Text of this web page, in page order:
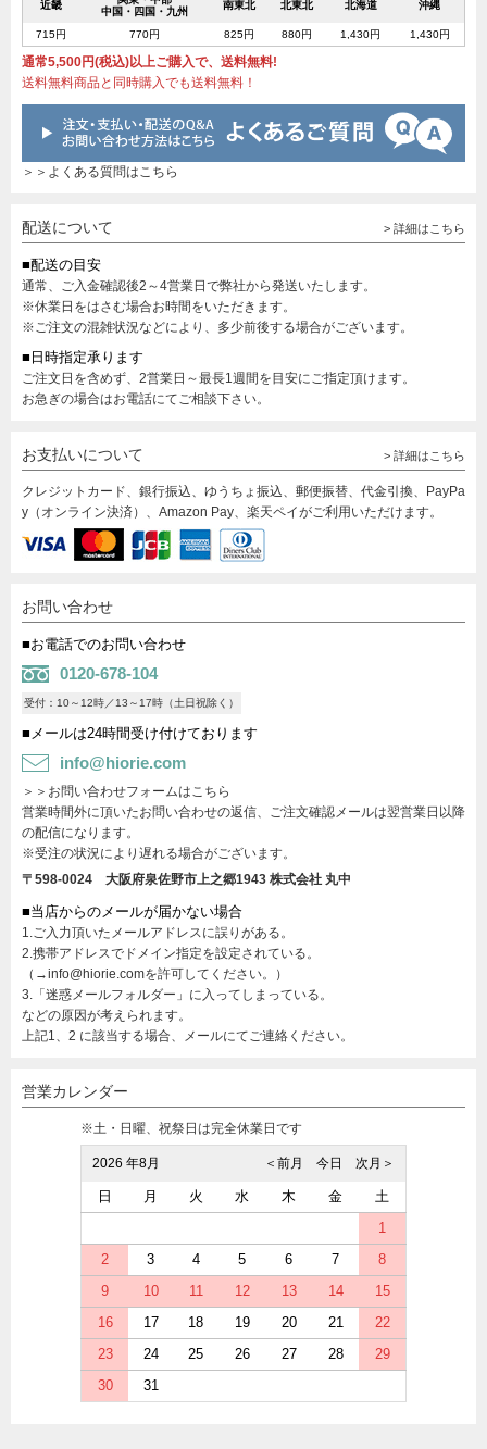
近畿
中国・四国・九州
南東北 北東北 北海道 沖縄
715円 770円 825円 880円 1,430円 1,430円
通常5,500円(税込)以上ご購入で、送料無料!
送料無料商品と同時購入でも送料無料！
＞＞よくある質問はこちら
配送について > 詳細はこちら
■配送の目安
通常、ご入金確認後2～4営業日で弊社から発送いたします。
※休業日をはさむ場合お時間をいただきます。
※ご注文の混雑状況などにより、多少前後する場合がございます。
■日時指定承ります
ご注文日を含めず、2営業日～最長1週間を目安にご指定頂けます。
お急ぎの場合はお電話にてご相談下さい。
お支払いについて > 詳細はこちら
クレジットカード、銀行振込、ゆうちょ振込、郵便振替、代金引換、PayPa
y（オンライン決済）、Amazon Pay、楽天ペイがご利用いただけます。
お問い合わせ
■お電話でのお問い合わせ
0120-678-104
受付：10～12時／13～17時（土日祝除く）
■メールは24時間受け付けております
info@hiorie.com
＞＞お問い合わせフォームはこちら
営業時間外に頂いたお問い合わせの返信、ご注文確認メールは翌営業日以降
の配信になります。
※受注の状況により遅れる場合がございます。
〒598-0024 大阪府泉佐野市上之郷1943 株式会社 丸中
■当店からのメールが届かない場合
1.ご入力頂いたメールアドレスに誤りがある。
2.携帯アドレスでドメイン指定を設定されている。
（→info@hiorie.comを許可してください。）
3.「迷惑メールフォルダー」に入ってしまっている。
などの原因が考えられます。
上記1、2 に該当する場合、メールにてご連絡ください。
営業カレンダー
※土・日曜、祝祭日は完全休業日です
2026 年8月 次月＞
今日
＜前月
日 月 火 水 木 金
土
1
2
3 4 5 6 7
8
9
10 11 12 13 14
15
16
17 18 19 20 21
22
23
24 25 26 27 28
29
30
31